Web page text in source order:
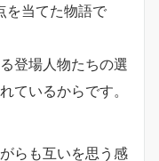
を当てた物語で
登場人物たちの選
ているからです。
らも互いを思う感